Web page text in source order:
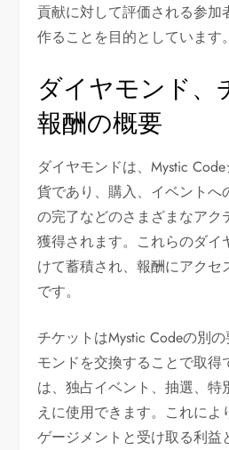
貢献に対して評価される参加
作ることを目的としています。
ダイヤモンド、
報酬の概要
ダイヤモンドは、Mystic
貨であり、購入、イベントへ
の完了などのさまざまなアク
獲得されます。これらのダイ
けて蓄積され、報酬にアクセ
です。
チケットはMystic Codeの別
モンドを交換することで取得
は、独占イベント、抽選、特
えに使用できます。これによ
ゲージメントと受け取る利益